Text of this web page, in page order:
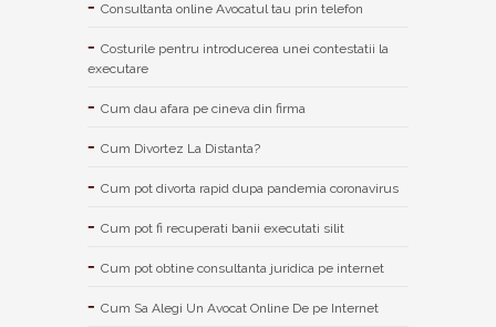
Consultanta online Avocatul tau prin telefon
Costurile pentru introducerea unei contestatii la
executare
Cum dau afara pe cineva din firma
Cum Divortez La Distanta?
Cum pot divorta rapid dupa pandemia coronavirus
Cum pot fi recuperati banii executati silit
Cum pot obtine consultanta juridica pe internet
Cum Sa Alegi Un Avocat Online De pe Internet